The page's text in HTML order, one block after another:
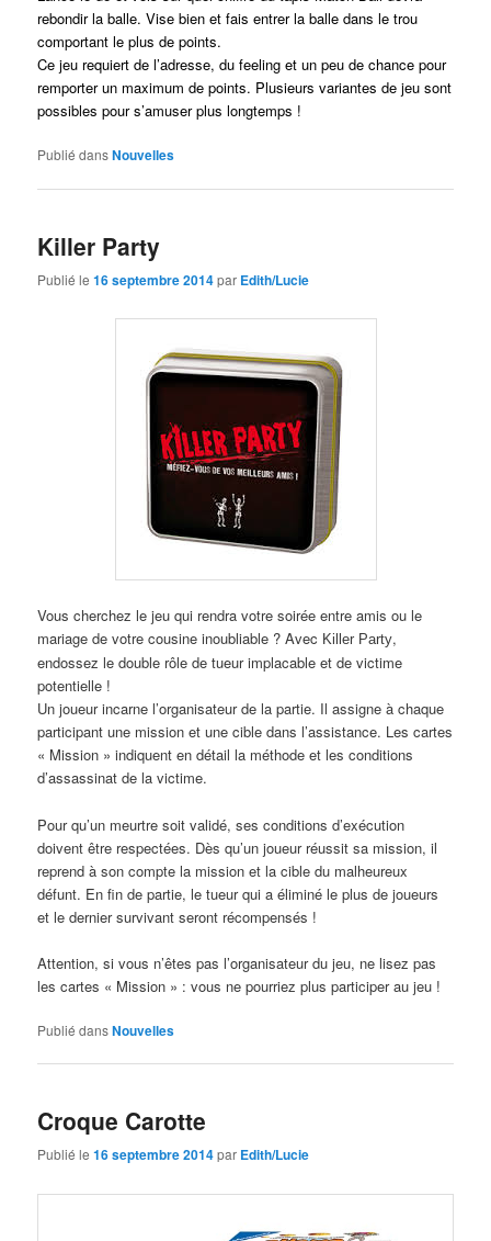
rebondir la balle. Vise bien et fais entrer la balle dans le trou
comportant le plus de points.
Ce jeu requiert de l’adresse, du feeling et un peu de chance pour
remporter un maximum de points. Plusieurs variantes de jeu sont
possibles pour s’amuser plus longtemps !
Publié dansNouvelles
Killer Party
Publié le16 septembre 2014par Edith/Lucie
Vous cherchez le jeu qui rendra votre soirée entre amis ou le
mariage de votre cousine inoubliable ? Avec Killer Party,
endossez le double rôle de tueur implacable et de victime
potentielle !
Un joueur incarne l’organisateur de la partie. Il assigne à chaque
participant une mission et une cible dans l’assistance. Les cartes
« Mission » indiquent en détail la méthode et les conditions
d’assassinat de la victime.
Pour qu’un meurtre soit validé, ses conditions d’exécution
doivent être respectées. Dès qu’un joueur réussit sa mission, il
reprend à son compte la mission et la cible du malheureux
défunt. En fin de partie, le tueur qui a éliminé le plus de joueurs
et le dernier survivant seront récompensés !
Attention, si vous n’êtes pas l’organisateur du jeu, ne lisez pas
les cartes « Mission » : vous ne pourriez plus participer au jeu !
Publié dansNouvelles
Croque Carotte
Publié le16 septembre 2014par Edith/Lucie